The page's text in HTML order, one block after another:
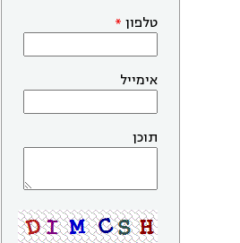
טלפון
אימייל
תוכן